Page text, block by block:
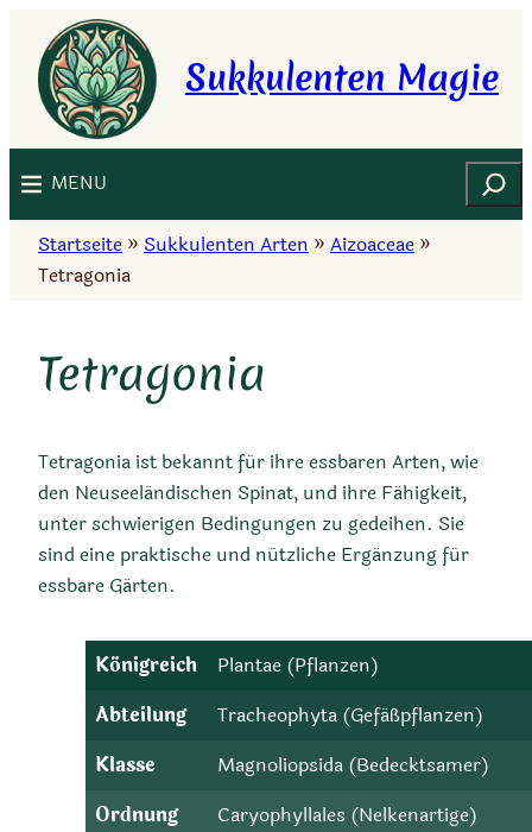
Inhalt
springen
Sukkulenten Magie
MENU Suchen
Startseite » Sukkulenten Arten » Aizoaceae »
Tetragonia
Tetragonia
Tetragonia ist bekannt für ihre essbaren Arten, wie
den Neuseeländischen Spinat, und ihre Fähigkeit,
unter schwierigen Bedingungen zu gedeihen. Sie
sind eine praktische und nützliche Ergänzung für
essbare Gärten.
Königreich
Plantae (Pflanzen)
Abteilung
Tracheophyta (Gefäßpflanzen)
Klasse
Magnoliopsida (Bedecktsamer)
Ordnung
Caryophyllales (Nelkenartige)